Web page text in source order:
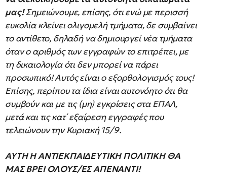
μας!Σημειώνουμε, επίσης, ότι ενώ με περισσή
ευκολία κλείνει ολιγομελή τμήματα, δε συμβαίνει
το αντίθετο, δηλαδή να δημιουργεί νέα τμήματα
όταν ο αριθμός των εγγραφών το επιτρέπει, με
τη δικαιολογία ότι δεν μπορεί να πάρει
προσωπικό! Αυτός είναι ο εξορθολογισμός τους!
Επίσης, περίπου τα ίδια είναι αυτονόητο ότι θα
συμβούν και με τις (μη) εγκρίσεις στα ΕΠΑΛ,
μετά και τις κατ΄ εξαίρεση εγγραφές που
τελειώνουν την Κυριακή 15/9.
ΑΥΤΗ Η ΑΝΤΙΕΚΠΑΙΔΕΥΤΙΚΗ ΠΟΛΙΤΙΚΗ ΘΑ
ΜΑΣ ΒΡΕΙ ΟΛΟΥΣ/ΕΣ ΑΠΕΝΑΝΤΙ!